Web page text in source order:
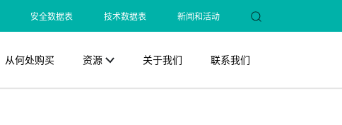
安全数据表 技术数据表 新闻和活动
从何处购买 资源 关于我们 联系我们